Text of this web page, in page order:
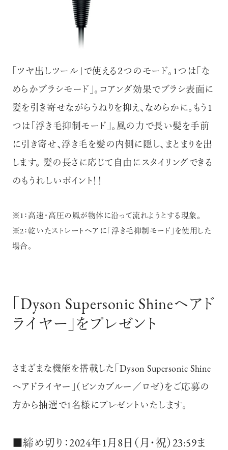
「ツヤ出しツール」で使える２つのモード。1つは「な
めらかブラシモード」。コアンダ効果でブラシ表面に
髪を引き寄せながらうねりを抑え、なめらかに。もう1
つは「浮き毛抑制モード」。風の力で長い髪を手前
に引き寄せ、浮き毛を髪の内側に隠し、まとまりを出
します。 髪の長さに応じて自由にスタイリングできる
のもうれしいポイント！！
※1：高速・高圧の風が物体に沿って流れようとする現象。
※2：乾いたストレートヘアに「浮き毛抑制モード」を使用した
場合。
「Dyson Supersonic Shineヘアド
ライヤー」をプレゼント
さまざまな機能を搭載した「Dyson Supersonic Shine
ヘアドライヤー」（ビンカブルー／ロゼ）をご応募の
方から抽選で1名様にプレゼントいたします。
■締め切り：2024年1月8日（月・祝）23:59ま